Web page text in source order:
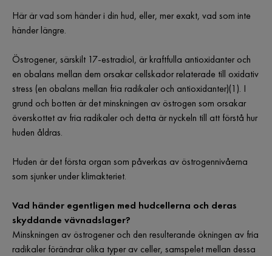
Här är vad som händer i din hud, eller, mer exakt, vad som inte
händer längre.
Östrogener, särskilt 17-estradiol, är kraftfulla antioxidanter och
en obalans mellan dem orsakar cellskador relaterade till oxidativ
stress (en obalans mellan fria radikaler och antioxidanter)(1). I
grund och botten är det minskningen av östrogen som orsakar
överskottet av fria radikaler och detta är nyckeln till att förstå hur
huden åldras.
Huden är det första organ som påverkas av östrogennivåerna
som sjunker under klimakteriet.
Vad händer egentligen med hudcellerna och deras
skyddande vävnadslager?
Minskningen av östrogener och den resulterande ökningen av fria
radikaler förändrar olika typer av celler, samspelet mellan dessa